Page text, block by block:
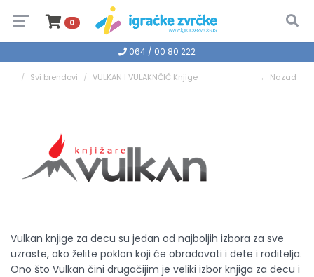
0
064 / 00 80 222
Svi brendovi VULKAN I VULAKNČIĆ Knjige ← Nazad
Vulkan knjige za decu su jedan od najboljih izbora za sve
uzraste, ako želite poklon koji će obradovati i dete i roditelja.
Ono što Vulkan čini drugačijim je veliki izbor knjiga za decu i